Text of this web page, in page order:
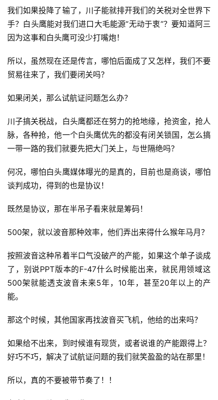
我们如果投降了输了，川子能就排开我们的关税对全世界下
手？白头鹰能对我们进口大毛能源“无动于衷”？要知道阿三
因为这事和白头鹰可没少打嘴炮！
所以，虽然现在还是传言，哪怕后面成了又怎样，我们不要
贸易往来了，我们要闭关吗？
如果闭关，那么试航证问题怎么办？
川子搞关税战，白头鹰都还在努力的抢地缘，抢资金，抢人
脉，各种抢，他一个白头鹰优先的都没有闭关锁国，怎么搞
一带一路的我们就要先把大门关上，与世隔绝吗？
何况，哪怕白头鹰媒体曝光的是真的，目前也是商谈，哪怕
谈判成功，得到的也是协议！
既然是协议，那在半吊子看来就是筹码！
500架，就以波音那种效率，他们弄出来得什么猴年马月？
按照波音这种吊着半口气没破产的产能，如果这个单子谈成
了，别说PPT版本的F-47什么时候能出来，就民用领域这
500架就能透支波音未来5年，10年，甚至20年以上的产
能。
那这个时候，其他国家再找波音买飞机，他给的出来吗？
如果给不出来，到时候谁有现货，或者说谁的产能跟得上？
好巧不巧，解决了试航证问题的我们就笑盈盈的站在那里！
所以，真的不要被带节奏了！！